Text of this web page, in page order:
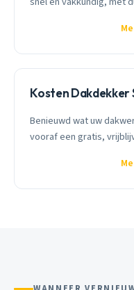
Kosten Dakdekker
Benieuwd wat uw
vooraf een gratis,